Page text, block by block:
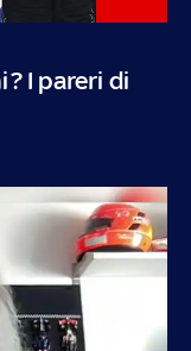
I pareri di